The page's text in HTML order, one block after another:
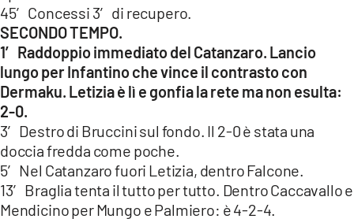
45′ Concessi 3′ di recupero.
SECONDO TEMPO.
1′ Raddoppio immediato del Catanzaro. Lancio
lungo per Infantino che vince il contrasto con
Dermaku. Letizia è lì e gonfia la rete ma non esulta:
2-0.
3′ Destro di Bruccini sul fondo. Il 2-0 è stata una
doccia fredda come poche.
5′ Nel Catanzaro fuori Letizia, dentro Falcone.
13′ Braglia tenta il tutto per tutto. Dentro Caccavallo e
Mendicino per Mungo e Palmiero: è 4-2-4.